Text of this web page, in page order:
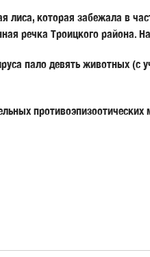
лиса, которая забежала в
речка Троицкого района.
пало девять животных
противоэпизоотических